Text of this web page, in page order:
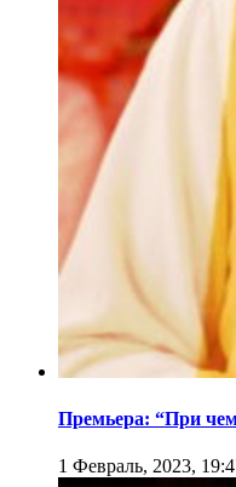
Премьера: “При
1 Февраль, 2023,